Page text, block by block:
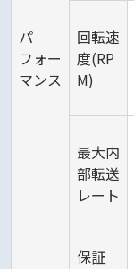
パ
フォー
マンス
回転速
度(RP
M)
最大内
部転送
レート
保証